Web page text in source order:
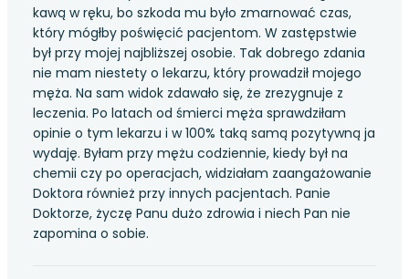
kawą w ręku, bo szkoda mu było zmarnować czas,
który mógłby poświęcić pacjentom. W zastępstwie
był przy mojej najbliższej osobie. Tak dobrego zdania
nie mam niestety o lekarzu, który prowadził mojego
męża. Na sam widok zdawało się, że zrezygnuje z
leczenia. Po latach od śmierci męża sprawdziłam
opinie o tym lekarzu i w 100% taką samą pozytywną ja
wydaję. Byłam przy mężu codziennie, kiedy był na
chemii czy po operacjach, widziałam zaangażowanie
Doktora również przy innych pacjentach. Panie
Doktorze, życzę Panu dużo zdrowia i niech Pan nie
zapomina o sobie.